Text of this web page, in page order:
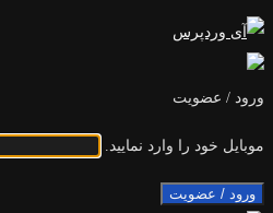
ورود / عضویت
موبایل خود را وارد نمایید.
ورود / عضویت